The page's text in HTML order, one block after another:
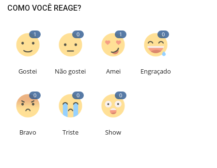
COMO VOCÊ REAGE?
1
Gostei
0
Não gostei
1
Amei
0
Engraçado
0
Bravo
0
Triste
0
Show